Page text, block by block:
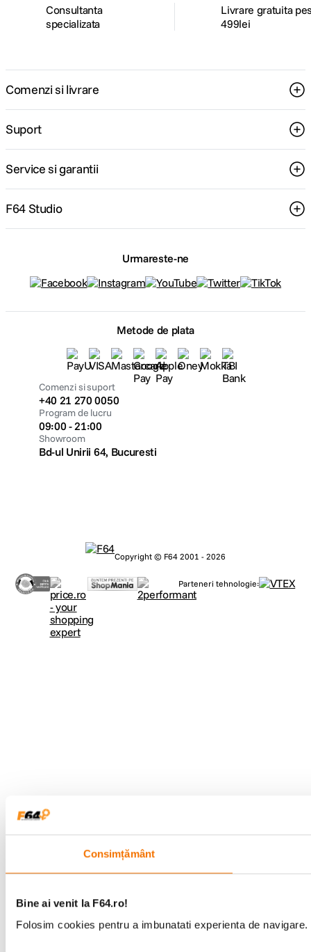
Consimțământ
Bine ai venit la F64.ro!
Folosim cookies pentru a imbunatati experienta de
Consultanta
specializata
Livrare gratuita
499lei
Comenzi si livrare
Suport
Service si garantii
F64 Studio
Urmareste-ne
Metode de plata
Comenzi si suport
+40 21 270 0050
Program de lucru
09:00 - 21:00
Showroom
Bd-ul Unirii 64, Bucuresti
Copyright © F64 2001 - 2026
Parteneri tehnologie: